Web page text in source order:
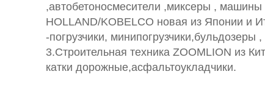
,автобетоносмесители ,миксеры ,
HOLLAND/KOBELCO новая из Японии и
-погрузчики, минипогрузчики,бульдозеры
3.Строительная техника ZOOMLION из
катки дорожные,асфальтоукладчики.